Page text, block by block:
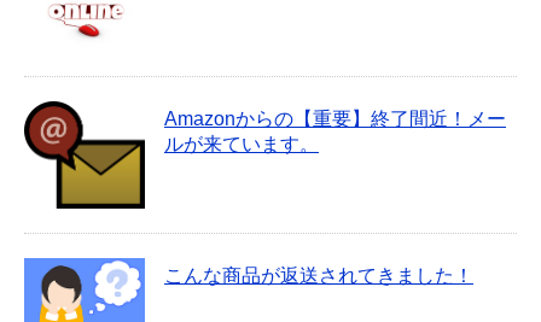
Amazonからの【重要】終了間近！メー
ルが来ています。
こんな商品が返送されてきました！